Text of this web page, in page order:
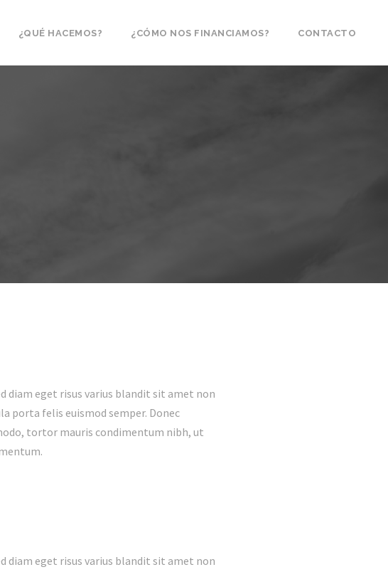
¿QUÉ HACEMOS? ¿CÓMO NOS FINANCIAMOS? CONTACTO
diam eget risus varius blandit sit amet non
porta felis euismod semper. Donec
tortor mauris condimentum nibh, ut
diam eget risus varius blandit sit amet non